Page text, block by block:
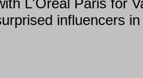
L'Oréal Paris for
influencers